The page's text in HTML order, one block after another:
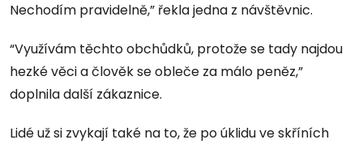
Nechodím pravidelně,” řekla jedna z návštěvnic.
“Využívám těchto obchůdků, protože se tady najdou
hezké věci a člověk se obleče za málo peněz,”
doplnila další zákaznice.
Lidé už si zvykají také na to, že po úklidu ve skříních